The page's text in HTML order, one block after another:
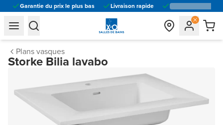
Garantie du prix le plus bas Livraison rapide
general.navigation.toggle_menu.label
general.navigation.toggle_menu.label
Plans vasques
Storke Bilia lavabo